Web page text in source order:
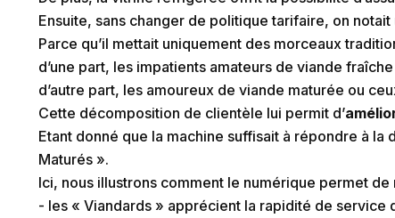
Ensuite, sans changer de politique tarifaire, on notait
Parce qu’il mettait uniquement des morceaux
d’une part, les impatients amateurs de viande
d’autre part, les amoureux de viande maturée ou
Cette décomposition de clientèle lui permit d’
Etant donné que la machine suffisait à répondre à
Maturés ».
Ici, nous illustrons comment le numérique permet
- les « Viandards » apprécient la rapidité de service